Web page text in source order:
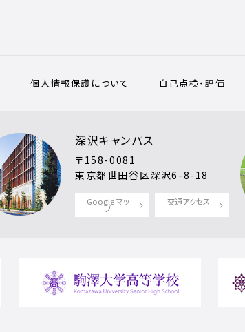
個人情報保護について 自己点検・評価
深沢キャンパス
〒158-0081
東京都世田谷区深沢6-8-18
Google マッ
プ
交通アクセス